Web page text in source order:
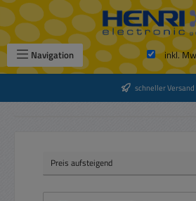
Zum Hauptinhalt springen
Navigation inkl.
schneller Versand